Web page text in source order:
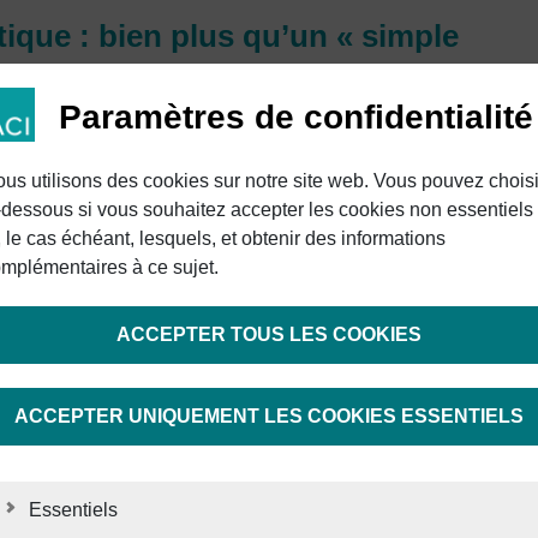
: bien plus qu’un « simple
le marquage laser ne se résume souvent
stable tout au long du processus et pouvoir
Concrètement, cela signifie que les
des composants, la durée du cycle et le
doivent tous fonctionner en synergie, de
ralentir le processus.
automatisés en particulier, ce qui importe,
plage de paramètres stable, capable
en présence de variations, de changements
Paramètres de confidentialité
utilisons des cookies sur notre site web. Vous pouvez
si vous souhaitez accepter les cookies non essentiels
le cas échéant, lesquels, et obtenir des informations
à ce sujet.
ACCEPTER TOUS LES COOKIES
ACCEPTER UNIQUEMENT LES COOKIES ESSENTIELS
Essentiels